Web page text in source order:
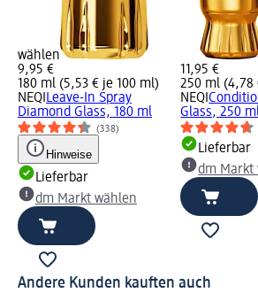
wählen
9,95 €
180 ml (5,53 € je 100 ml)
NEQILeave-In Spray
Diamond Glass, 180 ml
(338)
Hinweise
Lieferbar
dm Markt wählen
11,95 €
250 ml (4,78
NEQI
Glass, 250
Lieferbar
dm Markt
Andere Kunden kauften auch